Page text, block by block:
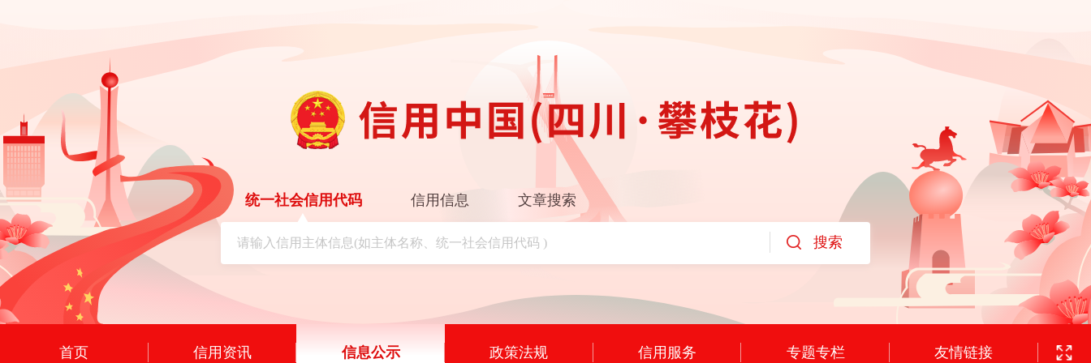
统一社会信用代码 信用信息 文章搜索
首页 信用资讯 信息公示 政策法规 信用服务 专题专栏 友情链接